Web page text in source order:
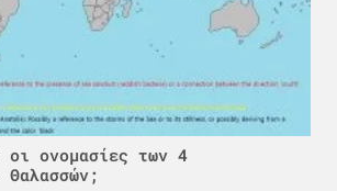
οι ονομασίες των 4
Θαλασσών;